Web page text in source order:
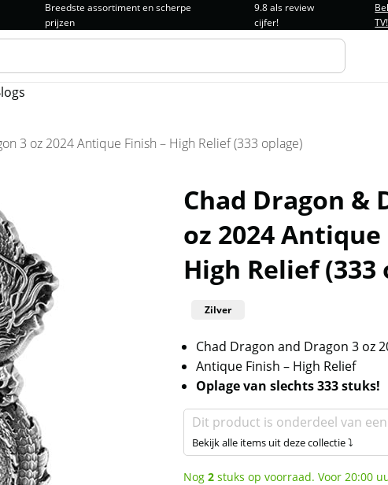
Breedste assortiment en scherpe
prijzen
9.8 als review
cijfer!
TV!
3 oz 2024 Antique Finish – High Relief (333 oplage)
Chad Dragon &
oz 2024 Antique
High Relief (333
Zilver
Chad Dragon and Dragon 3 oz
Antique Finish – High Relief
Oplage van slechts 333 stuks!
Dit product is onderdeel van
Bekijk alle items uit deze collectie ⤵
Nog2 stuks op voorraad. Voor 20:00